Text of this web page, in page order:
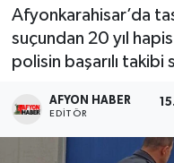
Afyonkarahisar’da
suçundan 20 yıl
polisin başarılı takibi
AFYON HABER
EDITÖR
Sivil Toplum